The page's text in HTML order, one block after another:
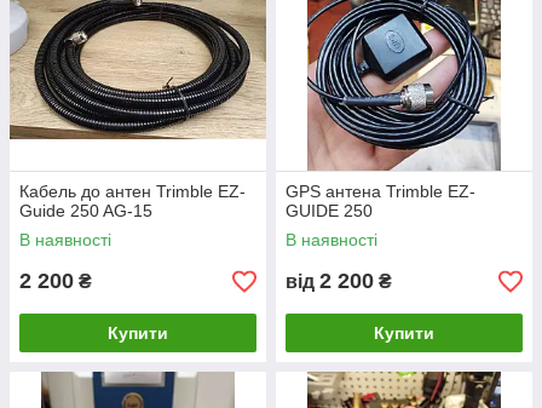
Кабель до антен Trimble EZ-
Guide 250 AG-15
В наявності
2 200 ₴
Купити
GPS антена Trimble EZ-
GUIDE 250
В наявності
від 2 200 ₴
Купити